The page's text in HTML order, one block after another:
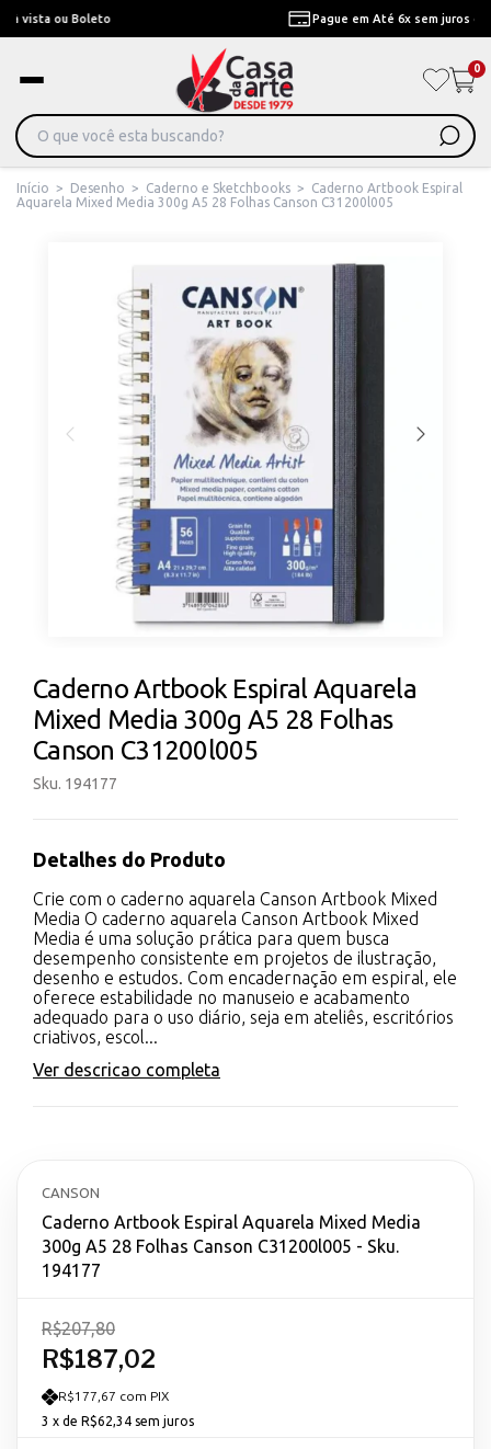
Pague em Até 6x sem juros ou ate 12x com juros
0
Início > Desenho > Caderno e Sketchbooks >
Caderno Artbook Espiral
Aquarela Mixed Media 300g A5 28 Folhas Canson C31200l005
Caderno Artbook Espiral Aquarela
Mixed Media 300g A5 28 Folhas
Canson C31200l005
Sku. 194177
Detalhes do Produto
Crie com o caderno aquarela Canson Artbook Mixed
Media O caderno aquarela Canson Artbook Mixed
Media é uma solução prática para quem busca
desempenho consistente em projetos de ilustração,
desenho e estudos. Com encadernação em espiral, ele
oferece estabilidade no manuseio e acabamento
adequado para o uso diário, seja em ateliês, escritórios
criativos, escol...
Ver descricao completa
CANSON
Caderno Artbook Espiral Aquarela Mixed Media
300g A5 28 Folhas Canson C31200l005 - Sku.
194177
R$187,02
R$207,80
R$177,67 com PIX
3 x de R$62,34 sem juros